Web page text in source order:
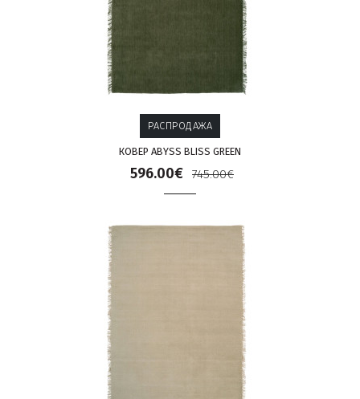
РАСПРОДАЖА
КОВЕР ABYSS BLISS GREEN
596.00€ 745.00€